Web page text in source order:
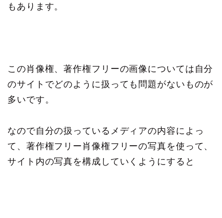
もあります。
この肖像権、著作権フリーの画像については自分
のサイトでどのように扱っても問題がないものが
多いです。
なので自分の扱っているメディアの内容によっ
て、著作権フリー肖像権フリーの写真を使って、
サイト内の写真を構成していくようにすると